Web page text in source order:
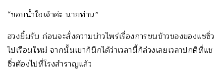
“ขอบน้ำใจเจ้าค่ะ นายท่าน”
ฮวงยิ้มรับ ก่อนจะสั่งความบ่าวไพร่เรื่องการขนข้าวของของแชซิ่ว
ไปเรือนใหม่ จากนั้นเขาก็นึกได้ว่าเวลานี้ก็ล่วงเลยเวลาปกติที่แช
ซิ่วต้องไปที่โรงสำราญแล้ว